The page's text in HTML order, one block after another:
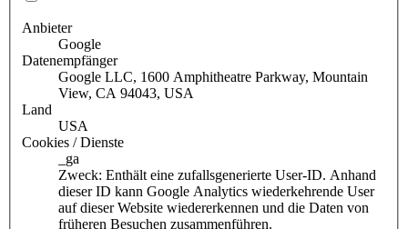
Anbieter
Google
Datenempfänger
Google LLC, 1600 Amphitheatre Parkway, Mountain
View, CA 94043, USA
Land
USA
Cookies / Dienste
_ga
Zweck: Enthält eine zufallsgenerierte User-ID. Anhand
dieser ID kann Google Analytics wiederkehrende User
auf dieser Website wiedererkennen und die Daten von
früheren Besuchen zusammenführen.